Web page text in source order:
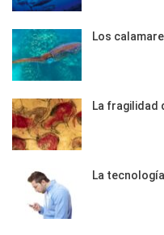
Los
La fragilidad
La